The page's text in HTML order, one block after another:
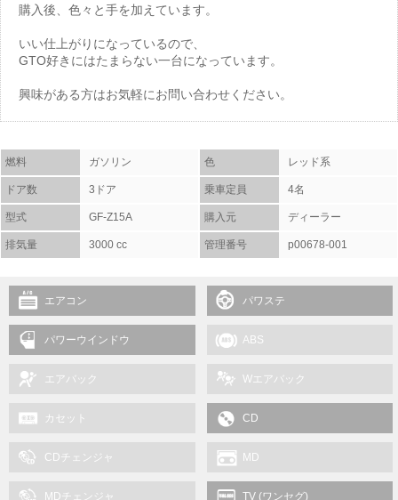
購入後、色々と手を加えています。
いい仕上がりになっているので、
GTO好きにはたまらない一台になっています。
興味がある方はお気軽にお問い合わせください。
燃料 ガソリン 色 レッド系
ドア数 3ドア 乗車定員 4名
型式 GF-Z15A 購入元 ディーラー
排気量 3000 cc 管理番号 p00678-001
エアコン パワステ
パワーウインドウ ABS
エアバック Wエアバック
カセット CD
CDチェンジャ MD
MDチェンジャ TV (ワンセグ)